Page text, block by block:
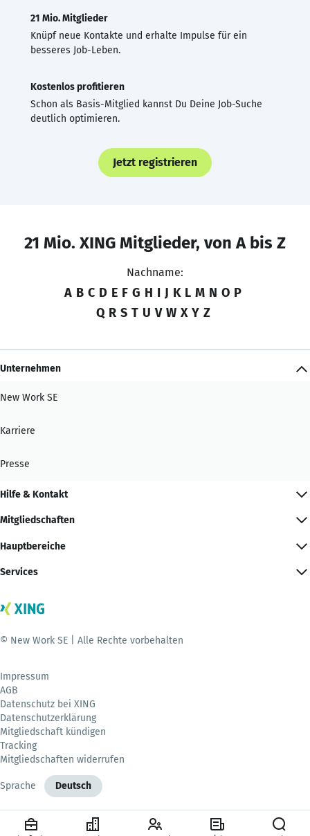
21 Mio. Mitglieder
Knüpf neue Kontakte und erhalte Impulse für ein
besseres Job-Leben.
Kostenlos profitieren
Schon als Basis-Mitglied kannst Du Deine Job-Suche
deutlich optimieren.
Jetzt registrieren
21 Mio. XING Mitglieder, von A bis Z
Nachname:
A B C D E F G H I J K L M N O P
Q R S T U V W X Y Z
Unternehmen
New Work SE
Karriere
Presse
Hilfe & Kontakt
Mitgliedschaften
Hauptbereiche
Services
© New Work SE | Alle Rechte vorbehalten
Impressum
AGB
Datenschutz bei XING
Datenschutzerklärung
Mitgliedschaft kündigen
Tracking
Mitgliedschaften widerrufen
Sprache Deutsch